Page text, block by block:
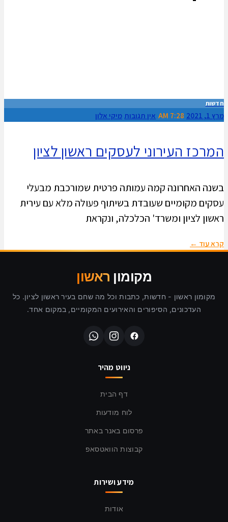
חדשות
מרץ 1, 2021 7:28 AM אין תגובות מיקי אלון
המרכז העירוני לעסקים ראשון לציון
בשנה האחרונה קמה עמותה פרטית שמורכבת מבעלי
עסקים מקומיים שעובדת בשיתוף פעולה מלא עם עירית
ראשון לציון ומשרד' הכלכלה, ונקראת
קרא עוד ←
מקומון ראשון
מקומון ראשון - חדשות, כתבות וכל מה שחם בעיר ראשון לציון. כל
העדכונים, הסיפורים והאירועים המקומיים, במקום אחד.
ניווט מהיר
דף הבית
לוח מודעות
פרסום באנר באתר
קבוצות הוואטסאפ
מידע ושירות
אודות